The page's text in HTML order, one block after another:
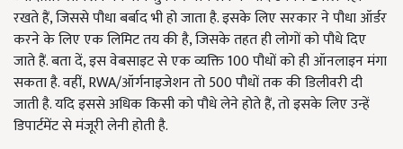
रखते हैं, जिससे पौधा बर्बाद भी हो जाता है. इसके लिए सरकार ने पौधा ऑर्डर
करने के लिए एक लिमिट तय की है, जिसके तहत ही लोगों को पौधे दिए
जाते हैं. बता दें, इस वेबसाइट से एक व्यक्ति 100 पौधों को ही ऑनलाइन मंगा
सकता है. वहीं, RWA/ऑर्गनाइजेशन तो 500 पौधों तक की डिलीवरी दी
जाती है. यदि इससे अधिक किसी को पौधे लेने होते हैं, तो इसके लिए उन्हें
डिपार्टमेंट से मंजूरी लेनी होती है.